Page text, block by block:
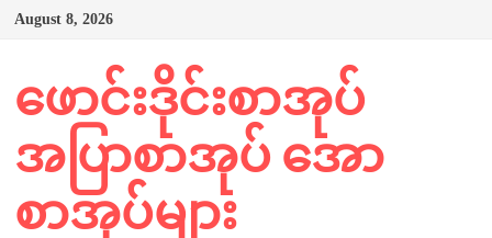
Skip
August 8, 2026
ဖောင်းဒိုင်းစာအုပ်
အပြာစာအုပ် အော
စာအုပ်များ